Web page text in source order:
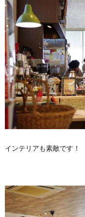
インテリアも素敵です！